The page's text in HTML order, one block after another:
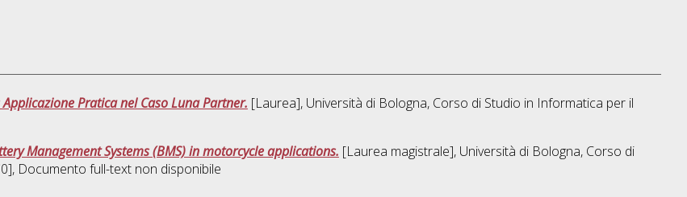
Pratica nel Caso Luna Partner. [Laurea], Università di Bologna, Corso di Studio in Informatica per il
Management Systems (BMS) in motorcycle applications. [Laurea magistrale], Università di Bologna, Corso di
, Documento full-text non disponibile